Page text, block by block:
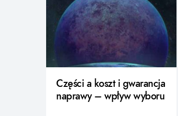
Części a koszt i gwarancja
naprawy – wpływ wyboru